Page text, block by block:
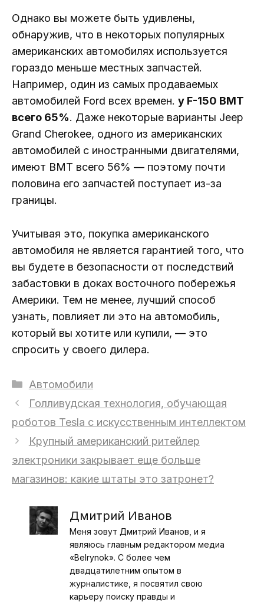
Однако вы можете быть удивлены,
обнаружив, что в некоторых популярных
американских автомобилях используется
гораздо меньше местных запчастей.
Например, один из самых продаваемых
автомобилей Ford всех времен. у F-150 ВМТ
всего 65%. Даже некоторые варианты Jeep
Grand Cherokee, одного из американских
автомобилей с иностранными двигателями,
имеют ВМТ всего 56% — поэтому почти
половина его запчастей поступает из-за
границы.
Учитывая это, покупка американского
автомобиля не является гарантией того, что
вы будете в безопасности от последствий
забастовки в доках восточного побережья
Америки. Тем не менее, лучший способ
узнать, повлияет ли это на автомобиль,
который вы хотите или купили, — это
спросить у своего дилера.
Рубрики
Автомобили
Голливудская технология, обучающая
роботов Tesla с искусственным интеллектом
Крупный американский ритейлер
электроники закрывает еще больше
магазинов: какие штаты это затронет?
Дмитрий Иванов
Меня зовут Дмитрий Иванов, и я
являюсь главным редактором медиа
«Belrynok». С более чем
двадцатилетним опытом в
журналистике, я посвятил свою
карьеру поиску правды и